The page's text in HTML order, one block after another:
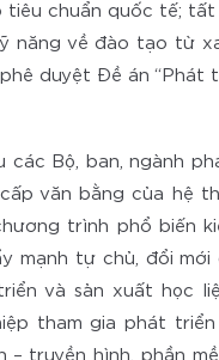
chuẩn quốc tế; tất
năng về đào tạo từ
duyệt Đề án “Phát
các Bộ, ban, ngành
văn bằng của hệ
trình phổ biến
mạnh tự chủ, đổi
và sản xuất học
tham gia phát
– truyền hình, phần